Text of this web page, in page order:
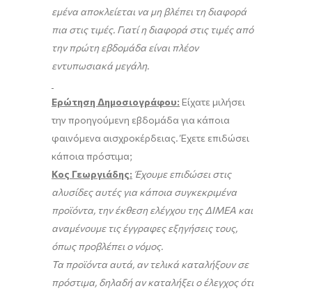
εμένα αποκλείεται να μη βλέπει τη διαφορά
πια στις τιμές. Γιατί η διαφορά στις τιμές από
την πρώτη εβδομάδα είναι πλέον
εντυπωσιακά μεγάλη.
Ερώτηση Δημοσιογράφου: Είχατε μιλήσει
την προηγούμενη εβδομάδα για κάποια
φαινόμενα αισχροκέρδειας. Έχετε επιδώσει
κάποια πρόστιμα;
Κος Γεωργιάδης: Έχουμε επιδώσει στις
αλυσίδες αυτές για κάποια συγκεκριμένα
προϊόντα, την έκθεση ελέγχου της ΔΙΜΕΑ και
αναμένουμε τις έγγραφες εξηγήσεις τους,
όπως προβλέπει ο νόμος.
Τα προϊόντα αυτά, αν τελικά καταλήξουν σε
πρόστιμα, δηλαδή αν καταλήξει ο έλεγχος ότι